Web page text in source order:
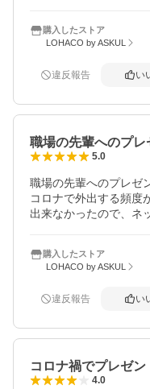
購入したストア
LOHACO by ASKUL
違反報告 い
職場の先輩へのプ
5.0
職場の先輩へのプレゼ
コロナで外出する頻度
出来なかったので、ネ
購入したストア
LOHACO by ASKUL
違反報告 い
コロナ禍でプレゼ
4.0